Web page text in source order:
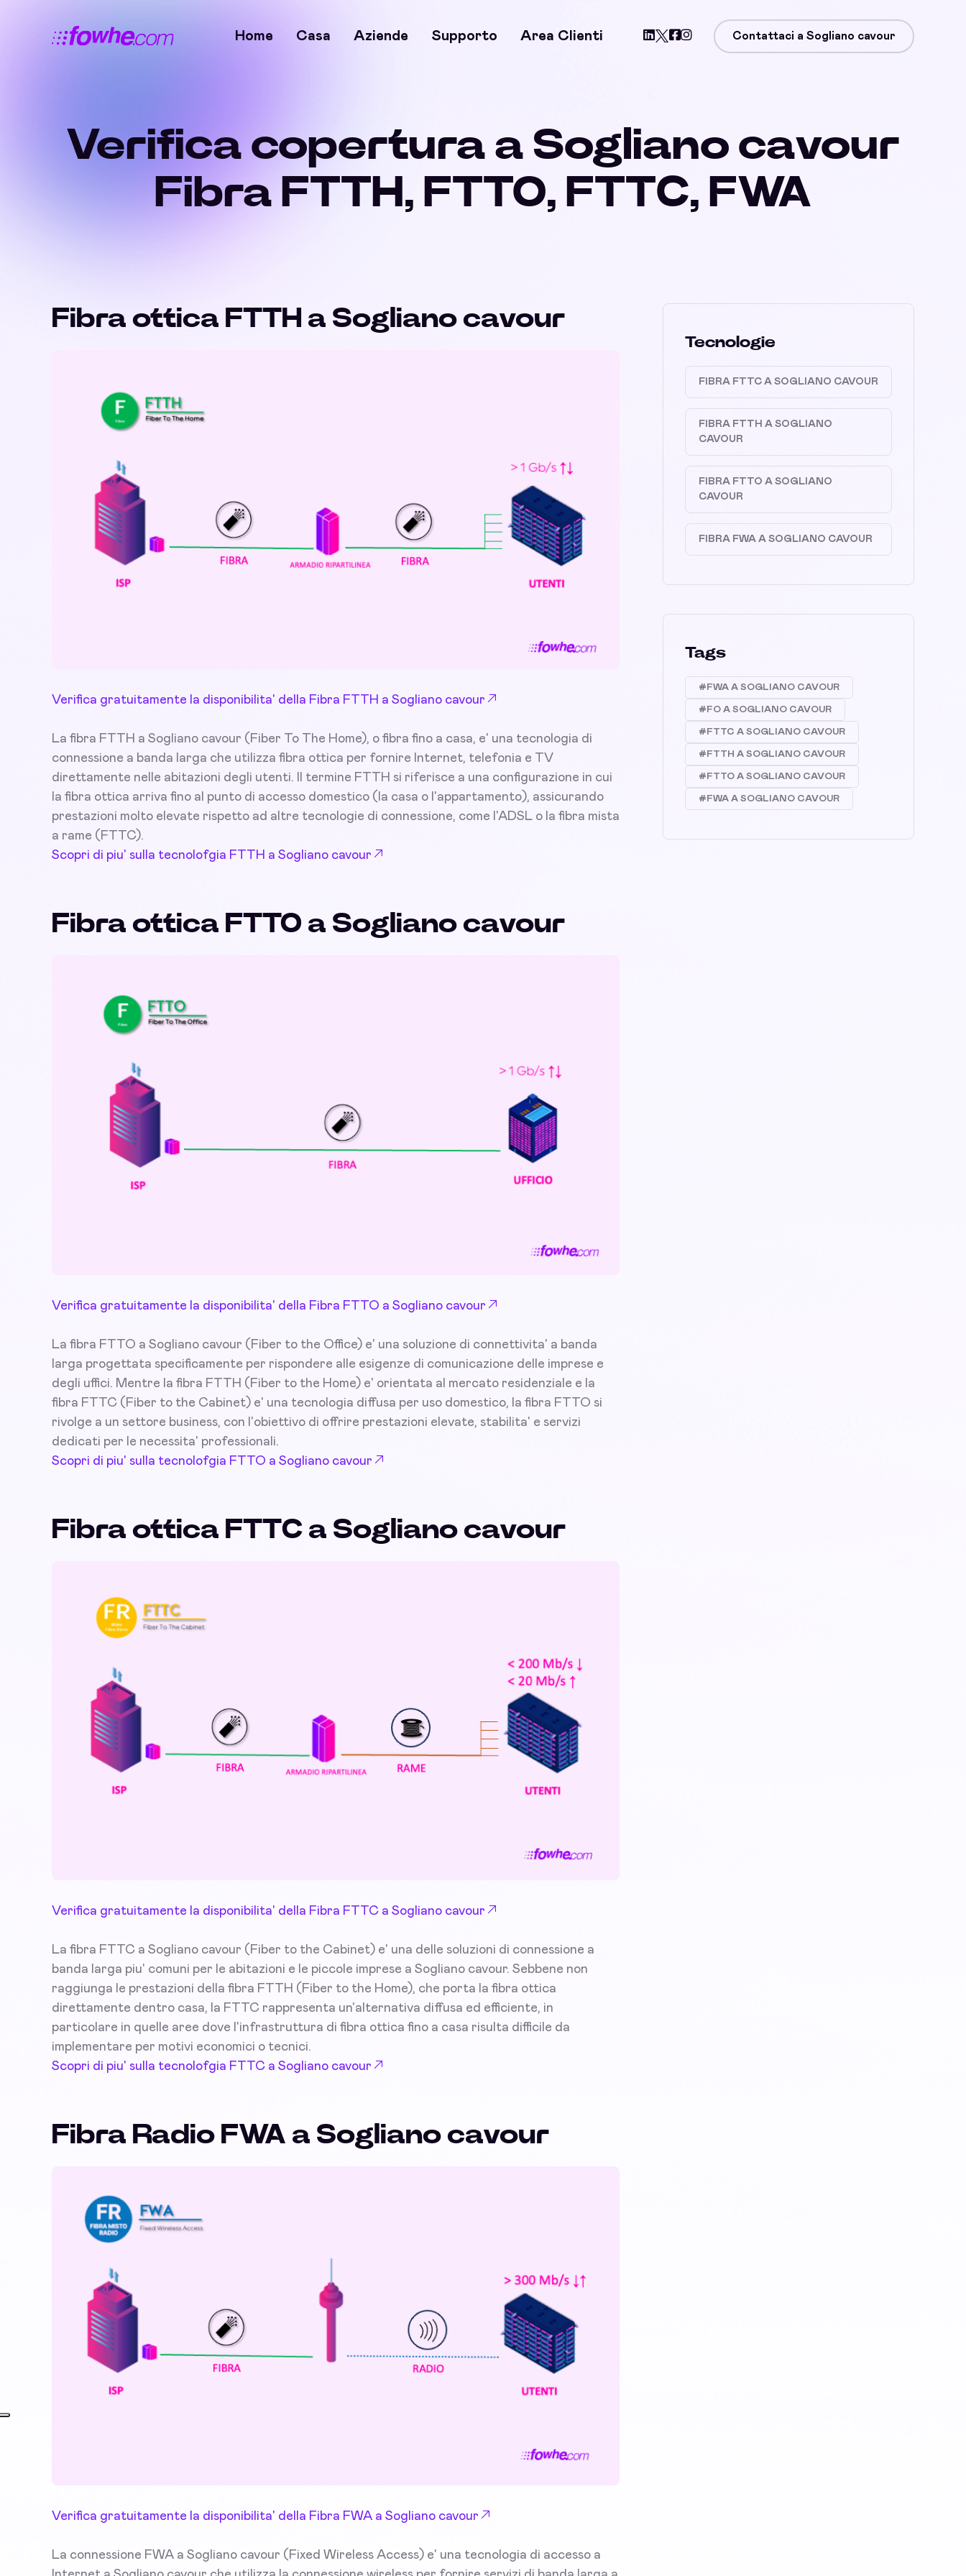
Home Casa Aziende Supporto Area Clienti Contattaci a Sogliano cavour
Verifica copertura a Sogliano cavour
Fibra FTTH, FTTO, FTTC, FWA
Fibra ottica FTTH a Sogliano cavour
Verifica gratuitamente la disponibilita' della Fibra FTTH a Sogliano cavour
La fibra FTTH a Sogliano cavour (Fiber To The Home), o fibra fino a casa, e' una tecnologia di
connessione a banda larga che utilizza fibra ottica per fornire Internet, telefonia e TV
direttamente nelle abitazioni degli utenti. Il termine FTTH si riferisce a una configurazione in cui
la fibra ottica arriva fino al punto di accesso domestico (la casa o l'appartamento), assicurando
prestazioni molto elevate rispetto ad altre tecnologie di connessione, come l'ADSL o la fibra mista
a rame (FTTC).
Scopri di piu' sulla tecnolofgia FTTH a Sogliano cavour
Fibra ottica FTTO a Sogliano cavour
Verifica gratuitamente la disponibilita' della Fibra FTTO a Sogliano cavour
La fibra FTTO a Sogliano cavour (Fiber to the Office) e' una soluzione di connettivita' a banda
larga progettata specificamente per rispondere alle esigenze di comunicazione delle imprese e
degli uffici. Mentre la fibra FTTH (Fiber to the Home) e' orientata al mercato residenziale e la
fibra FTTC (Fiber to the Cabinet) e' una tecnologia diffusa per uso domestico, la fibra FTTO si
rivolge a un settore business, con l'obiettivo di offrire prestazioni elevate, stabilita' e servizi
dedicati per le necessita' professionali.
Scopri di piu' sulla tecnolofgia FTTO a Sogliano cavour
Fibra ottica FTTC a Sogliano cavour
Verifica gratuitamente la disponibilita' della Fibra FTTC a Sogliano cavour
La fibra FTTC a Sogliano cavour (Fiber to the Cabinet) e' una delle soluzioni di connessione a
banda larga piu' comuni per le abitazioni e le piccole imprese a Sogliano cavour. Sebbene non
raggiunga le prestazioni della fibra FTTH (Fiber to the Home), che porta la fibra ottica
direttamente dentro casa, la FTTC rappresenta un'alternativa diffusa ed efficiente, in
particolare in quelle aree dove l'infrastruttura di fibra ottica fino a casa risulta difficile da
implementare per motivi economici o tecnici.
Scopri di piu' sulla tecnolofgia FTTC a Sogliano cavour
Fibra Radio FWA a Sogliano cavour
Verifica gratuitamente la disponibilita' della Fibra FWA a Sogliano cavour
La connessione FWA a Sogliano cavour (Fixed Wireless Access) e' una tecnologia di accesso a
Tecnologie
FIBRA FTTC A SOGLIANO CAVOUR
FIBRA FTTH A SOGLIANO
CAVOUR
FIBRA FTTO A SOGLIANO
CAVOUR
FIBRA FWA A SOGLIANO CAVOUR
Tags
#FWA A SOGLIANO CAVOUR
#FO A SOGLIANO CAVOUR
#FTTC A SOGLIANO CAVOUR
#FTTH A SOGLIANO CAVOUR
#FTTO A SOGLIANO CAVOUR
#FWA A SOGLIANO CAVOUR